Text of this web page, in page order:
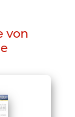
von